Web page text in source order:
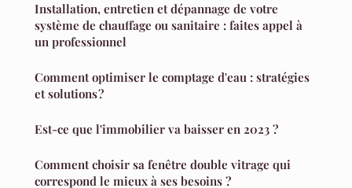
Installation, entretien et dépannage de votre
système de chauffage ou sanitaire : faites appel à
un professionnel
Comment optimiser le comptage d'eau : stratégies
et solutions ?
Est-ce que l'immobilier va baisser en 2023 ?
Comment choisir sa fenêtre double vitrage qui
correspond le mieux à ses besoins ?